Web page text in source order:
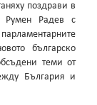
поздрави в
Румен Радев с
българско
теми от
България и